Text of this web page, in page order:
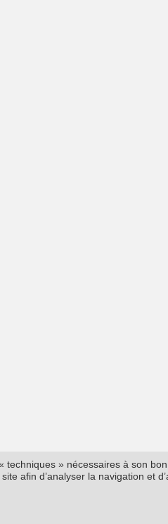
techniques » nécessaires à son
afin d’analyser la navigation et